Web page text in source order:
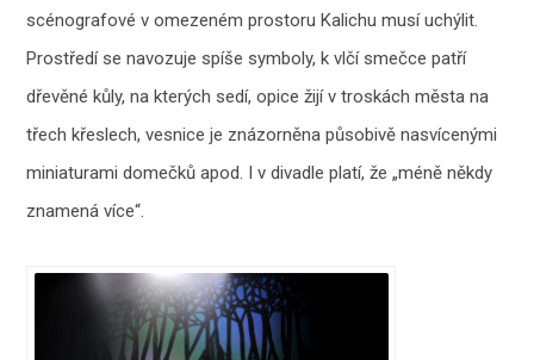
scénografové v omezeném prostoru Kalichu musí uchýlit.
Prostředí se navozuje spíše symboly, k vlčí smečce patří
dřevěné kůly, na kterých sedí, opice žijí v troskách města na
třech křeslech, vesnice je znázorněna působivě nasvícenými
miniaturami domečků apod. I v divadle platí, že „méně někdy
znamená více“.